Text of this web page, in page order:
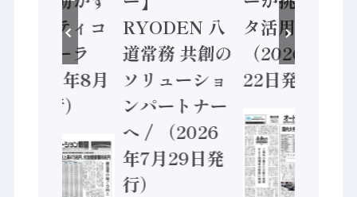
セーフティコ
ントローラ
（2026年8月
5日発行）
RYODEN 八
道常務 共創の
ソリューショ
ンパートナー
へ / （2026
年7月29日発
行）
タ活用 など
（2026年7月
22日発行）